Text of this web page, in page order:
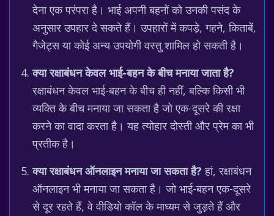
देना एक परंपरा है। भाई अपनी बहनों को उनकी पसंद के
अनुसार उपहार दे सकते हैं। उपहारों में कपड़े, गहने, किताबें,
गैजेट्स या कोई अन्य उपयोगी वस्तु शामिल हो सकती है।
क्या रक्षाबंधन केवल भाई-बहन के बीच मनाया जाता है?
रक्षाबंधन केवल भाई-बहन के बीच ही नहीं, बल्कि किसी भी
व्यक्ति के बीच मनाया जा सकता है जो एक-दूसरे की रक्षा
करने का वादा करता है। यह त्योहार दोस्ती और प्रेम का भी
प्रतीक है।
क्या रक्षाबंधन ऑनलाइन मनाया जा सकता है? हां, रक्षाबंधन
ऑनलाइन भी मनाया जा सकता है। जो भाई-बहन एक-दूसरे
से दूर रहते हैं, वे वीडियो कॉल के माध्यम से जुड़ते हैं और